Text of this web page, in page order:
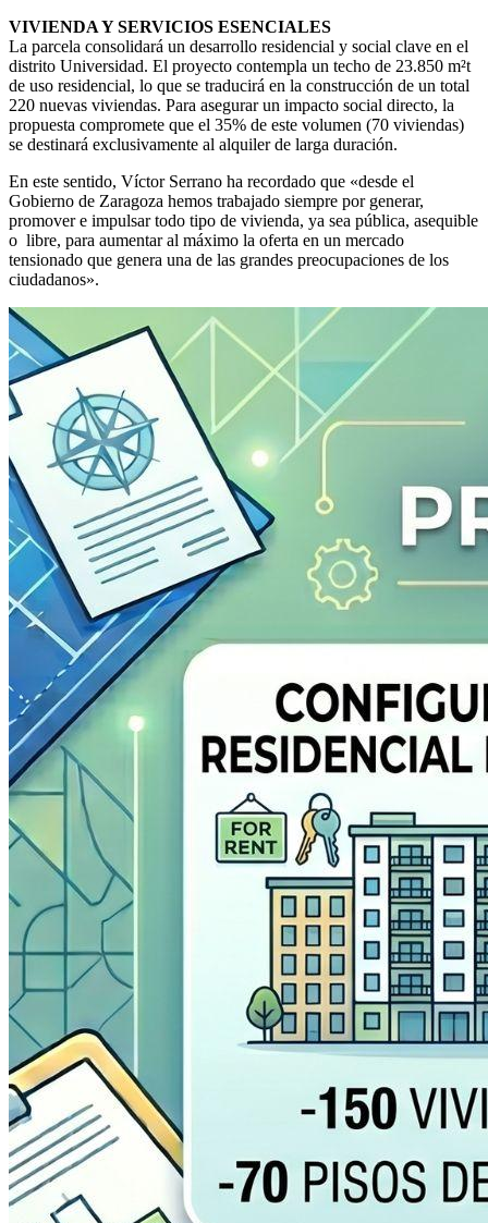
VIVIENDA Y SERVICIOS ESENCIALES
La parcela consolidará un desarrollo residencial y social clave en el
distrito Universidad. El proyecto contempla un techo de 23.850 m²t
de uso residencial, lo que se traducirá en la construcción de un total
220 nuevas viviendas. Para asegurar un impacto social directo, la
propuesta compromete que el 35% de este volumen (70 viviendas)
se destinará exclusivamente al alquiler de larga duración.
En este sentido, Víctor Serrano ha recordado que «desde el
Gobierno de Zaragoza hemos trabajado siempre por generar,
promover e impulsar todo tipo de vivienda, ya sea pública, asequible
o libre, para aumentar al máximo la oferta en un mercado
tensionado que genera una de las grandes preocupaciones de los
ciudadanos».